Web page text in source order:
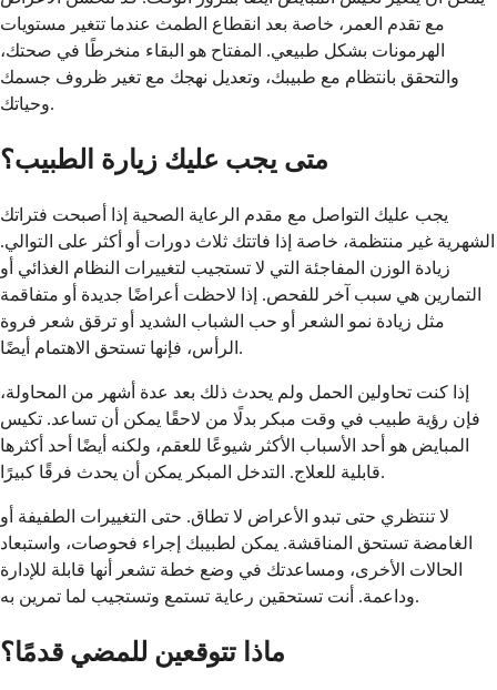
مع تقدم العمر، خاصة بعد انقطاع الطمث عندما تتغير مستويات
الهرمونات بشكل طبيعي. المفتاح هو البقاء منخرطًا في صحتك،
والتحقق بانتظام مع طبيبك، وتعديل نهجك مع تغير ظروف جسمك
وحياتك.
متى يجب عليك زيارة الطبيب؟
يجب عليك التواصل مع مقدم الرعاية الصحية إذا أصبحت فتراتك
الشهرية غير منتظمة، خاصة إذا فاتتك ثلاث دورات أو أكثر على التوالي.
زيادة الوزن المفاجئة التي لا تستجيب لتغييرات النظام الغذائي أو
التمارين هي سبب آخر للفحص. إذا لاحظت أعراضًا جديدة أو متفاقمة
مثل زيادة نمو الشعر أو حب الشباب الشديد أو ترقق شعر فروة
الرأس، فإنها تستحق الاهتمام أيضًا.
إذا كنت تحاولين الحمل ولم يحدث ذلك بعد عدة أشهر من المحاولة،
فإن رؤية طبيب في وقت مبكر بدلًا من لاحقًا يمكن أن تساعد. تكيس
المبايض هو أحد الأسباب الأكثر شيوعًا للعقم، ولكنه أيضًا أحد أكثرها
قابلية للعلاج. التدخل المبكر يمكن أن يحدث فرقًا كبيرًا.
لا تنتظري حتى تبدو الأعراض لا تطاق. حتى التغييرات الطفيفة أو
الغامضة تستحق المناقشة. يمكن لطبيبك إجراء فحوصات، واستبعاد
الحالات الأخرى، ومساعدتك في وضع خطة تشعر أنها قابلة للإدارة
وداعمة. أنت تستحقين رعاية تستمع وتستجيب لما تمرين به.
ماذا تتوقعين للمضي قدمًا؟